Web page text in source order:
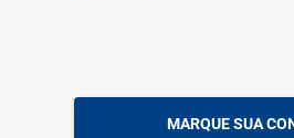
MARQUE SUA